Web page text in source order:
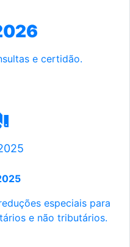
e certidão.
especiais para
e não tributários.